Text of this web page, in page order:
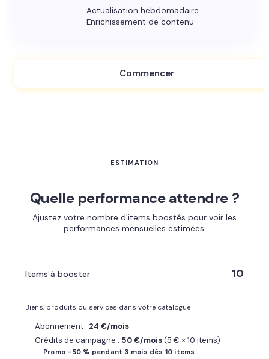
Actualisation hebdomadaire
Enrichissement de contenu
Commencer
ESTIMATION
Quelle performance attendre ?
Ajustez votre nombre d'items boostés pour voir les
performances mensuelles estimées.
Items à booster 10
Biens, produits ou services dans votre catalogue
Abonnement : 24 €/mois
Crédits de campagne : 50 €/mois(5 € × 10 items)
Promo -50 % pendant 3 mois dès 10 items